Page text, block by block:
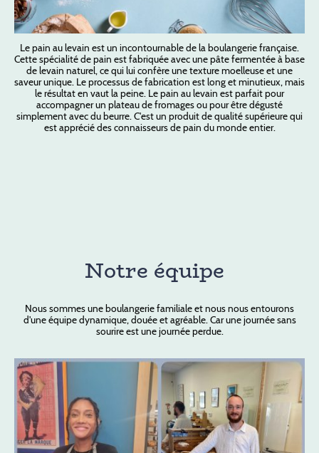
Le pain au levain est un incontournable de la boulangerie française.
Cette spécialité de pain est fabriquée avec une pâte fermentée à base
de levain naturel, ce qui lui confère une texture moelleuse et une
saveur unique. Le processus de fabrication est long et minutieux, mais
le résultat en vaut la peine. Le pain au levain est parfait pour
accompagner un plateau de fromages ou pour être dégusté
simplement avec du beurre. C'est un produit de qualité supérieure qui
est apprécié des connaisseurs de pain du monde entier.
Notre équipe
Nous sommes une boulangerie familiale et nous nous entourons
d'une équipe dynamique, douée et agréable. Car une journée sans
sourire est une journée perdue.